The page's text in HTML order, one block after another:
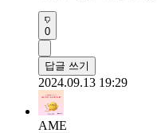
0
답글 쓰기
2024.09.13 19:29
AME